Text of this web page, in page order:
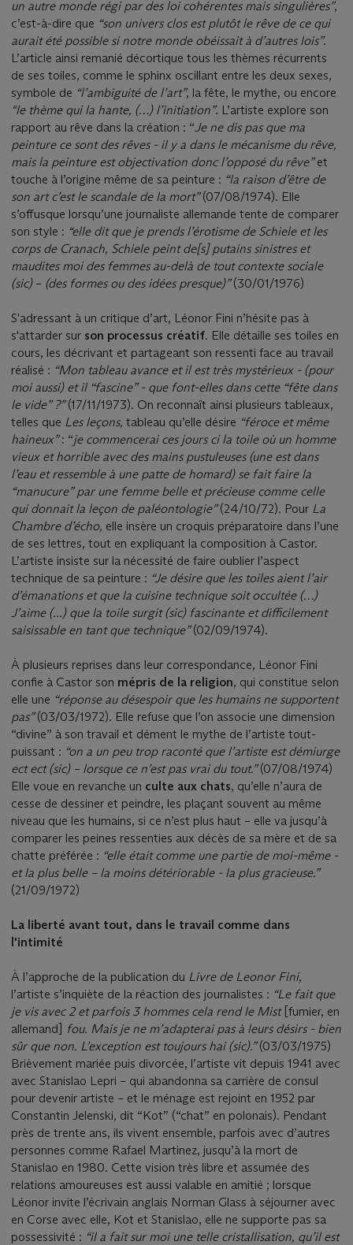
un autre monde régi par des loi cohérentes mais singulières”,
c’est-à-dire que “son univers clos est plutôt le rêve de ce qui
aurait été possible si notre monde obéissait à d’autres lois”.
L’article ainsi remanié décortique tous les thèmes récurrents
de ses toiles, comme le sphinx oscillant entre les deux sexes,
symbole de “l’ambiguité de l’art”, la fête, le mythe, ou encore
"le thème qui la hante, (…) l’initiation”. L’artiste explore son
rapport au rêve dans la création : “ Je ne dis pas que ma
peinture ce sont des rêves - il y a dans le mécanisme du rêve,
mais la peinture est objectivation donc l’opposé du rêve”et
touche à l’origine même de sa peinture : “la raison d’être de
son artc’est le scandale de la mort”(07/08/1974). Elle
s’offusque lorsqu’une journaliste allemande tente de comparer
son style : “elle dit que je prends l’érotisme de Schiele et les
corps de Cranach, Schiele peint de[s] putains sinistres et
maudites moi des femmes au-delà de tout contexte sociale
(sic) – (des formes ou des idées presque)”(30/01/1976)
S'adressant à un critique d’art, Léonor Fini n’hésite pas à
s'attarder sur son processus créatif. Elle détaille ses toiles en
cours, les décrivant et partageant son ressenti face au travail
réalisé : “Mon tableau avance et il est très mystérieux - (pour
moi aussi) et il “fascine” - que font-elles dans cette “fête dans
le vide” ?”(17/11/1973). On reconnaît ainsi plusieurs tableaux,
telles que Les leçons, tableau qu’elle désire “féroce et même
haineux”: “je commencerai ces jours ci la toile où un homme
vieux et horrible avec des mains pustuleuses (une est dans
l’eau et ressemble à une patte de homard) se fait faire la
“manucure” par une femme belle et précieuse comme celle
qui donnait la leçon de paléontologie”(24/10/72). Pour La
Chambre d’écho, elle insère un croquis préparatoire dans l’une
de ses lettres, tout en expliquant la composition à Castor.
L’artiste insiste sur la nécessité de faire oublier l’aspect
technique de sa peinture : “Je désire que les toiles aient l’air
d’émanations et que la cuisine technique soit occultée (…)
J’aime (...) que la toile surgit (sic) fascinante et difficilement
saisissable en tant que technique”(02/09/1974).
À plusieurs reprises dans leur correspondance, Léonor Fini
confie à Castor son mépris de la religion, qui constitue selon
elle une “réponse au désespoir que les humains ne supportent
pas”(03/03/1972). Elle refuse que l’on associe une dimension
“divine” à son travail et dément le mythe de l’artiste tout-
puissant : “on a un peu trop raconté que l’artiste est démiurge
ect ect (sic) – lorsque ce n’est pas vrai du tout.”(07/08/1974)
Elle voue en revanche un culte aux chats, qu’elle n’aura de
cesse de dessiner et peindre, les plaçant souvent au même
niveau que les humains, si ce n’est plus haut – elle va jusqu’à
comparer les peines ressenties aux décès de sa mère et de sa
chatte préférée : “elle était comme une partie de moi-même -
et la plus belle – la moins détériorable - la plus gracieuse.”
(21/09/1972)
La liberté avant tout, dans le travail comme dans
l'intimité
À l’approche de la publication du Livre de Leonor Fini,
l’artiste s’inquiète de la réaction des journalistes : “Le fait que
je vis avec 2 et parfois 3 hommes cela rend le Mist [fumier, en
allemand] fou. Mais je ne m’adapterai pas à leurs désirs - bien
sûr que non. L’exception est toujours hai (sic).”(03/03/1975)
Brièvement mariée puis divorcée, l’artiste vit depuis 1941 avec
avec Stanislao Lepri – qui abandonna sa carrière de consul
pour devenir artiste – et le ménage est rejoint en 1952 par
Constantin Jelenski, dit “Kot” (“chat” en polonais). Pendant
près de trente ans, ils vivent ensemble, parfois avec d’autres
personnes comme Rafael Martinez, jusqu’à la mort de
Stanislao en 1980. Cette vision très libre et assumée des
relations amoureuses est aussi valable en amitié ; lorsque
Léonor invite l’écrivain anglais Norman Glass à séjourner avec
en Corse avec elle, Kot et Stanislao, elle ne supporte pas sa
possessivité : “il a fait sur moi une telle cristallisation, qu’il est